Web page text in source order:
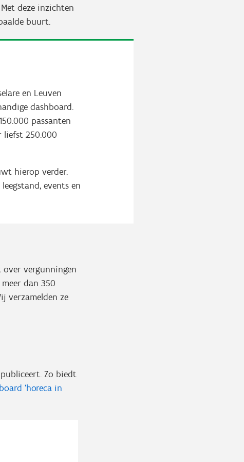
deze inzichten
buurt.
en Leuven
dashboard.
passanten
250.000
hierop verder.
events en
over vergunningen
dan 350
verzamelden ze
Zo biedt
‘horeca in